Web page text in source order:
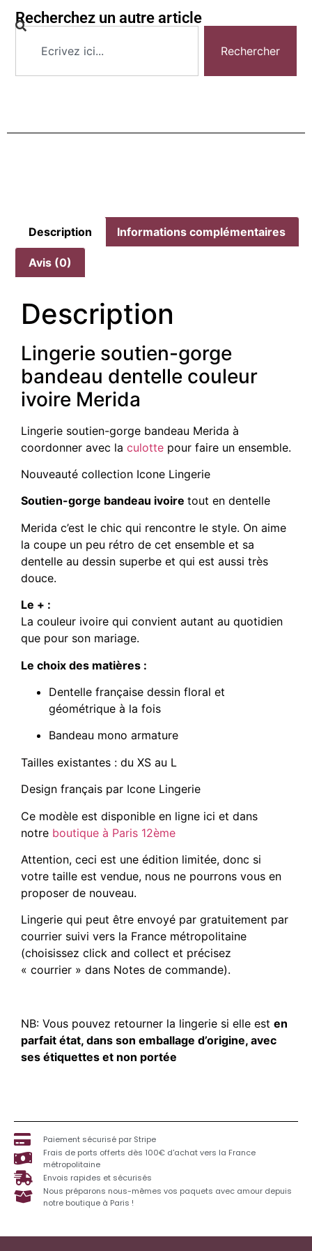
Recherchez un autre article
Rechercher
Description Informations complémentaires
Avis (0)
Description
Lingerie soutien-gorge
bandeau dentelle couleur
ivoire Merida
Lingerie soutien-gorge bandeau Merida à
coordonner avec la culotte pour faire un ensemble.
Nouveauté collection Icone Lingerie
Soutien-gorge bandeau ivoire tout en dentelle
Merida c’est le chic qui rencontre le style. On aime
la coupe un peu rétro de cet ensemble et sa
dentelle au dessin superbe et qui est aussi très
douce.
Le + :
La couleur ivoire qui convient autant au quotidien
que pour son mariage.
Le choix des matières :
Dentelle française dessin floral et
géométrique à la fois
Bandeau mono armature
Tailles existantes : du XS au L
Design français par Icone Lingerie
Ce modèle est disponible en ligne ici et dans
notre boutique à Paris 12ème
Attention, ceci est une édition limitée, donc si
votre taille est vendue, nous ne pourrons vous en
proposer de nouveau.
Lingerie qui peut être envoyé par gratuitement par
courrier suivi vers la France métropolitaine
(choisissez click and collect et précisez
« courrier » dans Notes de commande).
NB: Vous pouvez retourner la lingerie si elle est en
parfait état, dans son emballage d’origine, avec
ses étiquettes et non portée
Paiement sécurisé par Stripe
Frais de ports offerts dès 100€ d'achat vers la France
métropolitaine
Envois rapides et sécurisés
Nous préparons nous-mêmes vos paquets avec amour depuis
notre boutique à Paris !